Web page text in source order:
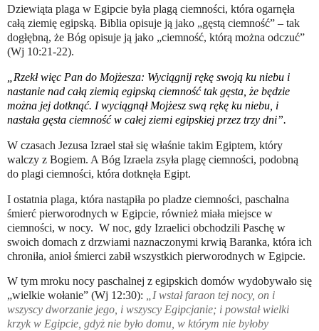
Dziewiąta plaga w Egipcie była plagą ciemności, która ogarnęła
całą ziemię egipską. Biblia opisuje ją jako „gęstą ciemność” – tak
dogłębną, że Bóg opisuje ją jako „ciemność, którą można odczuć”
(Wj 10:21-22).
„Rzekł więc Pan do Mojżesza: Wyciągnij rękę swoją ku niebu i
nastanie nad całą ziemią egipską ciemność tak gęsta, że będzie
można jej dotknąć. I wyciągnął Mojżesz swą rękę ku niebu, i
nastała gęsta ciemność w całej ziemi egipskiej przez trzy dni”.
W czasach Jezusa Izrael stał się właśnie takim Egiptem, który
walczy z Bogiem. A Bóg Izraela zsyła plagę ciemności, podobną
do plagi ciemności, która dotknęła Egipt.
I ostatnia plaga, która nastąpiła po pladze ciemności, paschalna
śmierć pierworodnych w Egipcie, również miała miejsce w
ciemności, w nocy. W noc, gdy Izraelici obchodzili Paschę w
swoich domach z drzwiami naznaczonymi krwią Baranka, która ich
chroniła, anioł śmierci zabił wszystkich pierworodnych w Egipcie.
W tym mroku nocy paschalnej z egipskich domów wydobywało się
„wielkie wołanie” (Wj 12:30): „I wstał faraon tej nocy, on i
wszyscy dworzanie jego, i wszyscy Egipcjanie; i powstał wielki
krzyk w Egipcie, gdyż nie było domu, w którym nie byłoby